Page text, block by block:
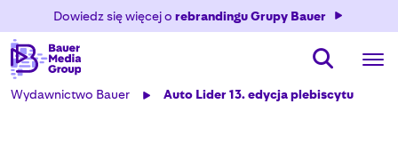
Dowiedz się więcej o rebrandingu Grupy Bauer
Wydawnictwo Bauer Auto Lider 13. edycja plebiscytu